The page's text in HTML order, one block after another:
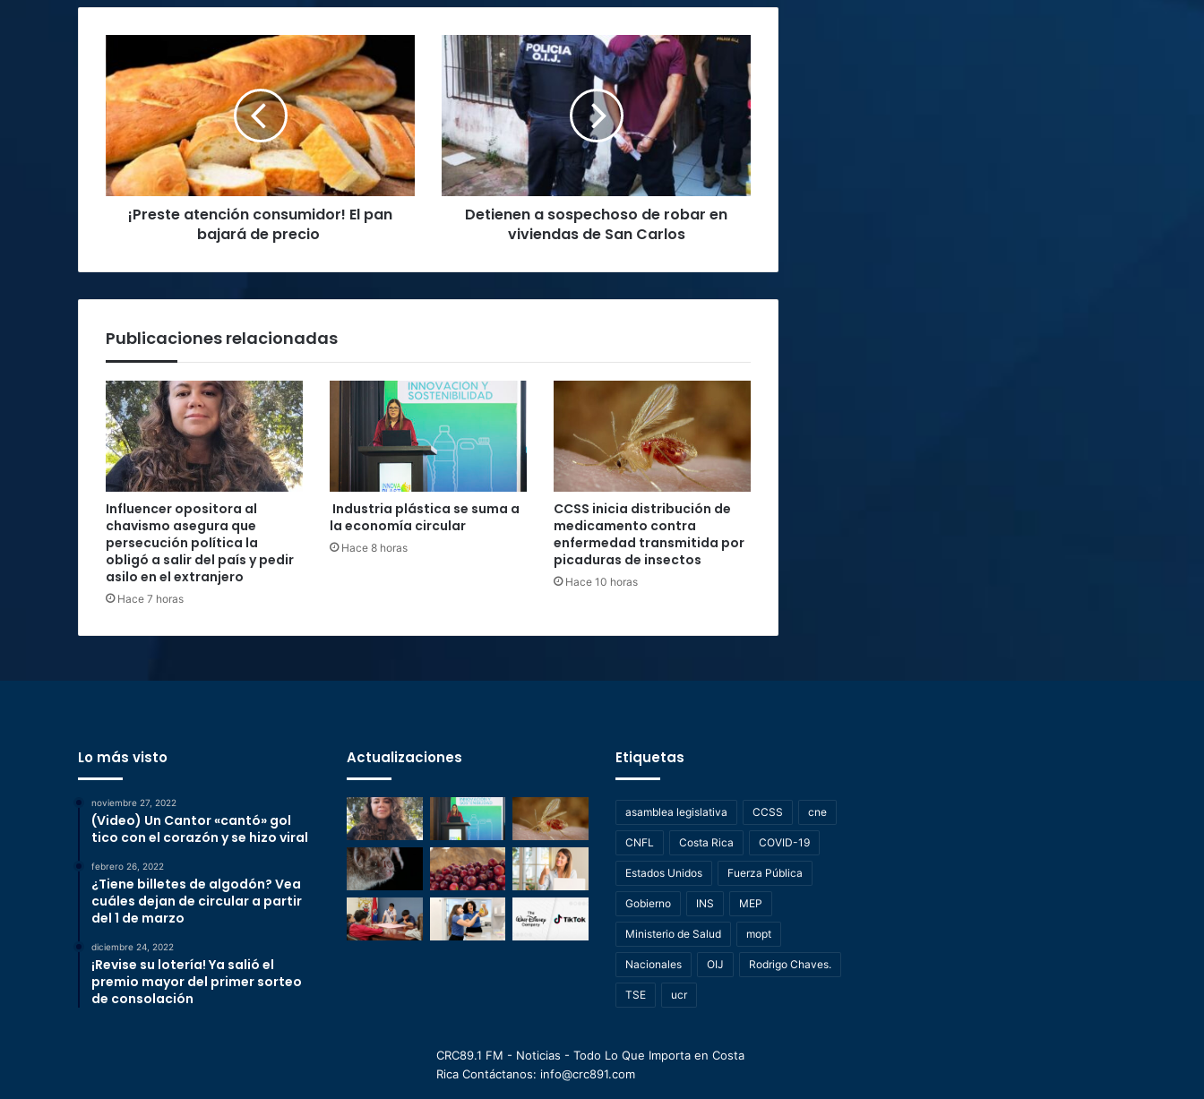
atención
consumidor!
El
pan
bajará
de
precio
¡Preste atención consumidor! El pan
bajará de precio
Detienen
a
sospechoso
de
robar
en
viviendas
de
San
CarlosDetienen a sospechoso de robar en
viviendas de San Carlos
Publicaciones relacionadas
Influencer opositora al
chavismo asegura que
persecución política la
obligó a salir del país y pedir
asilo en el extranjero
Hace 7 horas
Industria plástica se suma a
la economía circular
Hace 8 horas
CCSS inicia distribución de
medicamento contra
enfermedad transmitida por
picaduras de insectos
Hace 10 horas
Lo más visto
noviembre 27, 2022
(Video) Un Cantor «cantó» gol
tico con el corazón y se hizo viral
febrero 26, 2022
¿Tiene billetes de algodón? Vea
cuáles dejan de circular a partir
del 1 de marzo
diciembre 24, 2022
¡Revise su lotería! Ya salió el
premio mayor del primer sorteo
de consolación
Actualizaciones Etiquetas
asamblea legislativa CCSS cne
CNFL Costa Rica COVID-19
Estados Unidos Fuerza Pública
Gobierno INS MEP
Ministerio de Salud mopt
Nacionales OIJ Rodrigo Chaves.
TSE ucr
CRC89.1 FM - Noticias - Todo Lo Que Importa en Costa
Rica Contáctanos: info@crc891.com